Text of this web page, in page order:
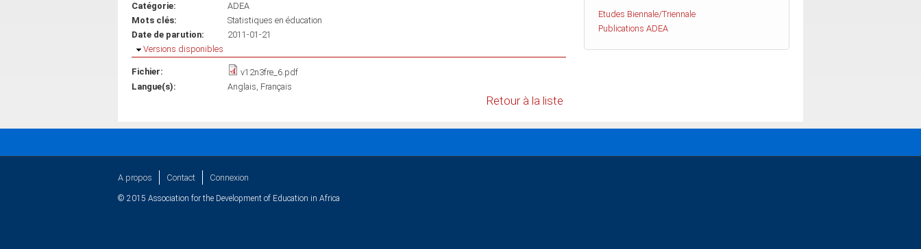
Catégorie:
ADEA
Mots clés:
Statistiques en éducation
Date de parution:
2011-01-21
Masquer
Versions disponibles
Fichier:
v12n3fre_6.pdf
Langue(s):
Anglais Français
Retour à la liste
Etudes Biennale/Triennale
Publications ADEA
A propos Contact Connexion
© 2015 Association for the Development of Education in Africa